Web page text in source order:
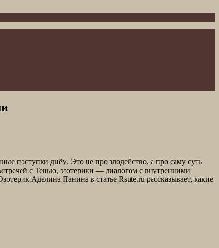
поступки днём. Это не про злодейство, а про саму суть
с Тенью, эзотерики — диалогом с внутренними
Аделина Панина в статье Rsute.ru рассказывает, какие